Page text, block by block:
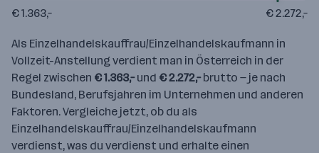
€ 1.363,– € 2.272,–
Als Einzelhandelskauffrau/Einzelhandelskaufmann in
Vollzeit-Anstellung verdient man in Österreich in der
Regel zwischen € 1.363,–und € 2.272,–brutto — je nach
Bundesland, Berufsjahren im Unternehmen und anderen
Faktoren. Vergleiche jetzt, ob du als
Einzelhandelskauffrau/Einzelhandelskaufmann
verdienst, was du verdienst und erhalte einen